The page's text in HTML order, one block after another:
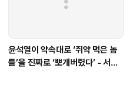
윤석열이 약속대로 ‘쥐약 먹은 놈
들’을 진짜로 ‘뽀개버렸다’ - 서울